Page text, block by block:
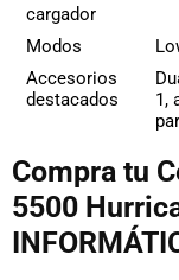
cargador
Modos
Accesorios
destacados
1,
Compra tu
5500